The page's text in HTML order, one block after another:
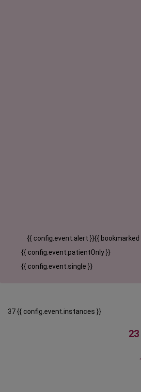
{{ config.event.alert }}{{
{{ config.event.patientOnly }}
{{ config.event.single }}
37 {{ config.event.instances }}